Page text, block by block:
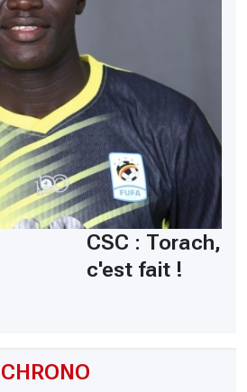
CHRONO
CSC : Torach,
c'est fait !